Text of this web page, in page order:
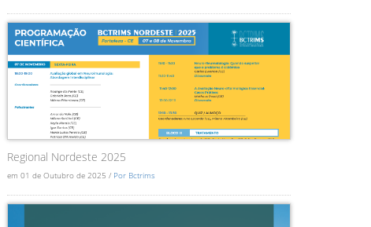
Regional Nordeste 2025
em 01 de Outubro de 2025 / Por Bctrims